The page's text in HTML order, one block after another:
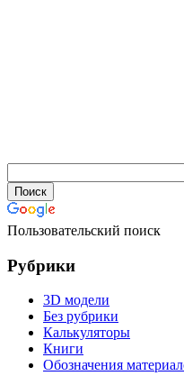
Пользовательский поиск
Рубрики
3D модели
Без рубрики
Калькуляторы
Книги
Обозначения